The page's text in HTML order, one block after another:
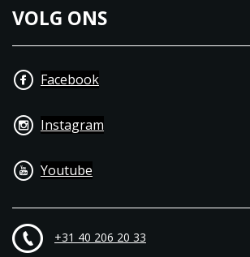
VOLG ONS
Facebook
Instagram
Youtube
+31 40 206 20 33